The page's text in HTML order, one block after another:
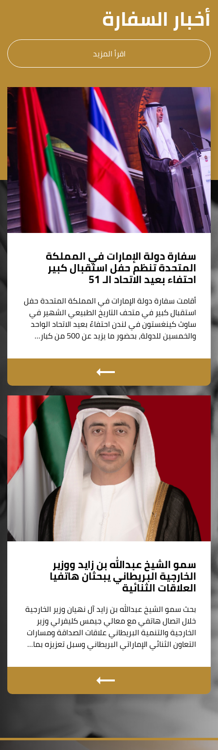
أخبار السفارة
اقرأ المزيد
سفارة دولة الإمارات في المملكة
المتحدة تنظم حفل استقبال كبير
احتفاء بعيد الاتحاد الـ 51
أقامت سفارة دولة الإمارات في المملكة المتحدة حفل
استقبال كبير في متحف التاريخ الطبيعي الشهير في
ساوث كينغستون في لندن احتفاءً بعيد الاتحاد الواحد
والخمسين للدولة، بحضور ما يزيد عن 500 من كبار…
سمو الشيخ عبدالله بن زايد ووزير
الخارجية البريطاني يبحثان هاتفيا
العلاقات الثنائية
بحث سمو الشيخ عبدالله بن زايد آل نهيان وزير الخارجية
خلال اتصال هاتفي مع معالي جيمس كليفرلي وزير
الخارجية والتنمية البريطاني علاقات الصداقة ومسارات
التعاون الثنائي الإماراتي البريطاني وسبل تعزيزه بما…